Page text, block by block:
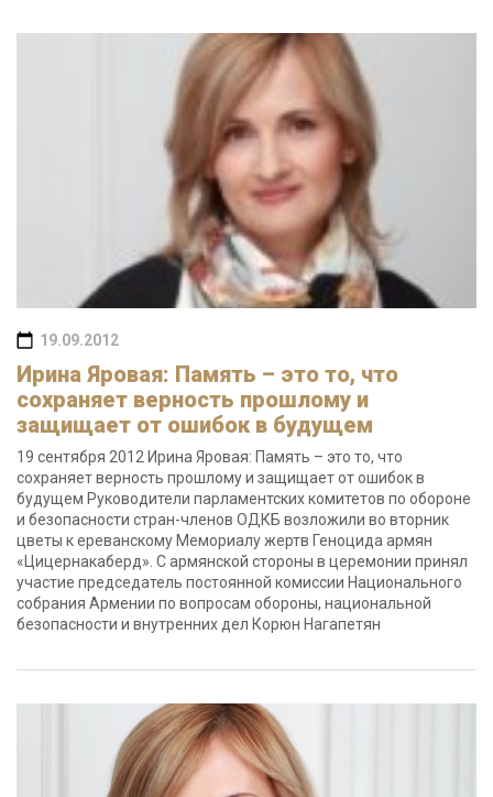
19.09.2012
Ирина Яровая: Память – это то, что
сохраняет верность прошлому и
защищает от ошибок в будущем
19 сентября 2012 Ирина Яровая: Память – это то, что
сохраняет верность прошлому и защищает от ошибок в
будущем Руководители парламентских комитетов по обороне
и безопасности стран-членов ОДКБ возложили во вторник
цветы к ереванскому Мемориалу жертв Геноцида армян
«Цицернакаберд». С армянской стороны в церемонии принял
участие председатель постоянной комиссии Национального
собрания Армении по вопросам обороны, национальной
безопасности и внутренних дел Корюн Нагапетян